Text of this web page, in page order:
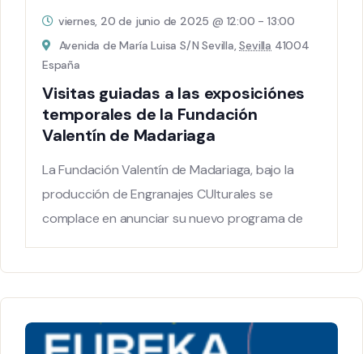
viernes, 20 de junio de 2025 @ 12:00 -13:00
Avenida de María Luisa S/N Sevilla,Sevilla 41004
España
Visitas guiadas a las exposiciónes
temporales de la Fundación
Valentín de Madariaga
La Fundación Valentín de Madariaga, bajo la
producción de Engranajes CUlturales se
complace en anunciar su nuevo programa de